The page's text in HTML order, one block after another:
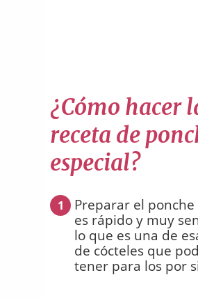
¿Cómo hacer
receta de
especial?
1
Preparar el ponche
es rápido y muy
lo que es una de
de cócteles que
tener para los por